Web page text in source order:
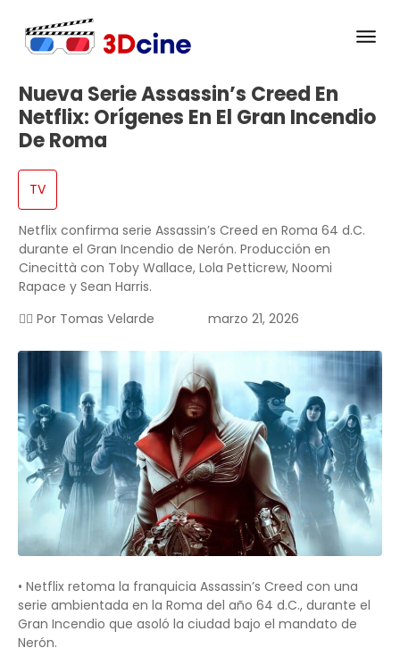
Nueva Serie Assassin’s Creed En
Netflix: Orígenes En El Gran Incendio
De Roma
TV
Netflix confirma serie Assassin’s Creed en Roma 64 d.C.
durante el Gran Incendio de Nerón. Producción en
Cinecittà con Toby Wallace, Lola Petticrew, Noomi
Rapace y Sean Harris.
✍🏻 Por Tomas Velarde marzo 21, 2026
• Netflix retoma la franquicia Assassin’s Creed con una
serie ambientada en la Roma del año 64 d.C., durante el
Gran Incendio que asoló la ciudad bajo el mandato de
Nerón.